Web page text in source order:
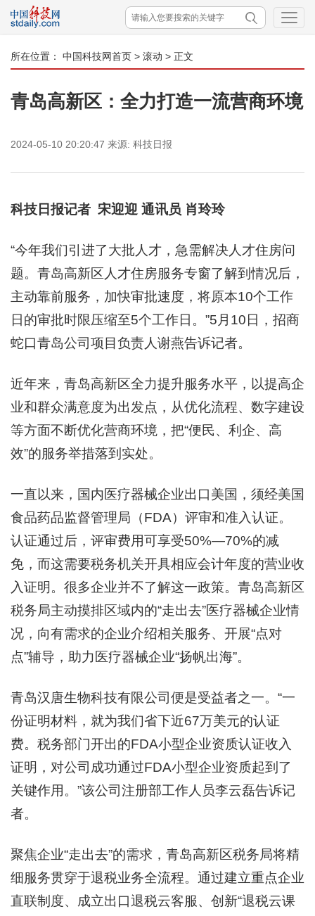
所在位置： 中国科技网首页 > 滚动 > 正文
青岛高新区：全力打造一流营商环境
2024-05-10 20:20:47 来源: 科技日报
科技日报记者 宋迎迎 通讯员 肖玲玲
“今年我们引进了大批人才，急需解决人才住房问
题。青岛高新区人才住房服务专窗了解到情况后，
主动靠前服务，加快审批速度，将原本10个工作
日的审批时限压缩至5个工作日。”5月10日，招商
蛇口青岛公司项目负责人谢燕告诉记者。
近年来，青岛高新区全力提升服务水平，以提高企
业和群众满意度为出发点，从优化流程、数字建设
等方面不断优化营商环境，把“便民、利企、高
效”的服务举措落到实处。
一直以来，国内医疗器械企业出口美国，须经美国
食品药品监督管理局（FDA）评审和准入认证。
认证通过后，评审费用可享受50%—70%的减
免，而这需要税务机关开具相应会计年度的营业收
入证明。很多企业并不了解这一政策。青岛高新区
税务局主动摸排区域内的“走出去”医疗器械企业情
况，向有需求的企业介绍相关服务、开展“点对
点”辅导，助力医疗器械企业“扬帆出海”。
青岛汉唐生物科技有限公司便是受益者之一。“一
份证明材料，就为我们省下近67万美元的认证
费。税务部门开出的FDA小型企业资质认证收入
证明，对公司成功通过FDA小型企业资质起到了
关键作用。”该公司注册部工作人员李云磊告诉记
者。
聚焦企业“走出去”的需求，青岛高新区税务局将精
细服务贯穿于退税业务全流程。通过建立重点企业
直联制度、成立出口退税云客服、创新“退税云课